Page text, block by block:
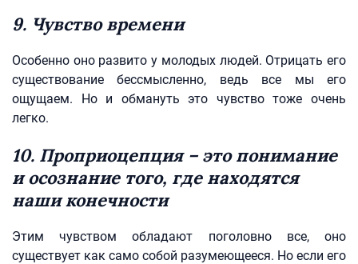
9. Чувство времени
Особенно оно развито у молодых людей. Отрицать его
существование бессмысленно, ведь все мы его
ощущаем. Но и обмануть это чувство тоже очень
легко.
10. Проприоцепция – это понимание
и осознание того, где находятся
наши конечности
Этим чувством обладают поголовно все, оно
существует как само собой разумеющееся. Но если его